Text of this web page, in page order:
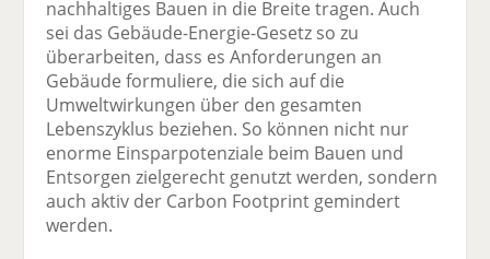
nachhaltiges Bauen in die Breite tragen. Auch
sei das Gebäude-Energie-Gesetz so zu
überarbeiten, dass es Anforderungen an
Gebäude formuliere, die sich auf die
Umweltwirkungen über den gesamten
Lebenszyklus beziehen. So können nicht nur
enorme Einsparpotenziale beim Bauen und
Entsorgen zielgerecht genutzt werden, sondern
auch aktiv der Carbon Footprint gemindert
werden.